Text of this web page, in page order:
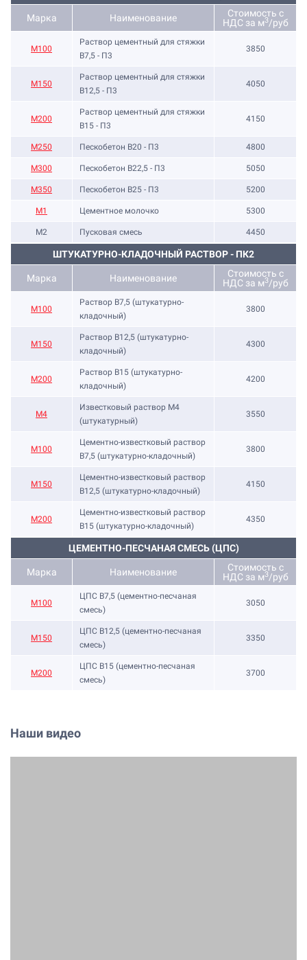
Марка Наименование
Стоимость с
НДС за м3/руб
М100
Раствор цементный для стяжки
В7,5 - П3
3850
М150
Раствор цементный для стяжки
В12,5 - П3
4050
М200
Раствор цементный для стяжки
В15 - П3
4150
М250 Пескобетон В20 - П3 4800
М300 Пескобетон В22,5 - П3 5050
М350 Пескобетон В25 - П3 5200
М1 Цементное молочко 5300
М2 Пусковая смесь 4450
ШТУКАТУРНО-КЛАДОЧНЫЙ РАСТВОР - ПК2
Марка Наименование
Стоимость с
НДС за м3/руб
М100
Раствор B7,5 (штукатурно-
кладочный)
3800
М150
Раствор B12,5 (штукатурно-
кладочный)
4300
М200
Раствор B15 (штукатурно-
кладочный)
4200
М4
Известковый раствор М4
(штукатурный)
3550
М100
Цементно-известковый раствор
B7,5 (штукатурно-кладочный)
3800
М150
Цементно-известковый раствор
B12,5 (штукатурно-кладочный)
4150
М200
Цементно-известковый раствор
B15 (штукатурно-кладочный)
4350
ЦЕМЕНТНО-ПЕСЧАНАЯ СМЕСЬ (ЦПС)
Марка Наименование
Стоимость с
НДС за м3/руб
М100
ЦПС В7,5 (цементно-песчаная
смесь)
3050
М150
ЦПС В12,5 (цементно-песчаная
смесь)
3350
М200
ЦПС В15 (цементно-песчаная
смесь)
3700
Наши видео